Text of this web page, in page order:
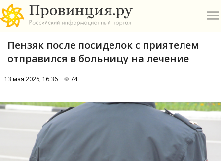
А
О
П
Пензяк после посиделок с приятелем
отправился в больницу на лечение
13 мая 2026, 16:36 74